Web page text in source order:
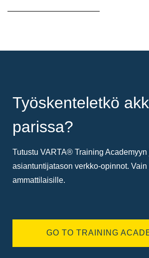
Työskenteletkö
parissa?
Tutustu VARTA® Training
asiantuntijatason verkko-opinnot. Vain
ammattilaisille.
GO TO TRAINING